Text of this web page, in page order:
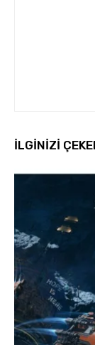
İLGINIZI